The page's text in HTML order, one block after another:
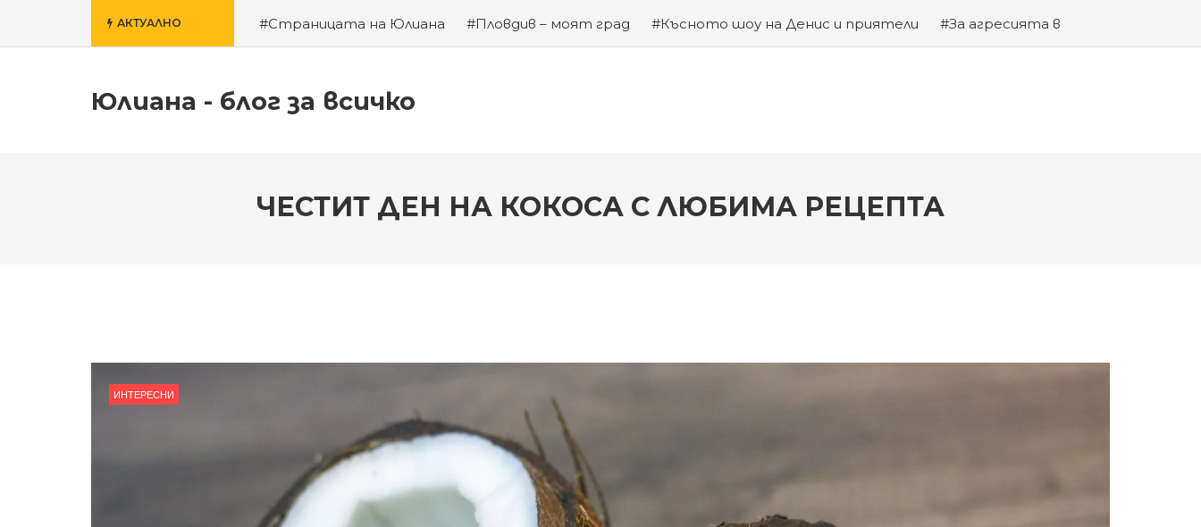
АКТУАЛНО #Страницата на Юлиана #Пловдив – моят град #Късното шоу на Денис и приятели
#За агресията в
училище
#За гроба на Левски #Хубаво местенце в Пловдив #Годината на Змията
Юлиана - блог за всичко
ЧЕСТИТ ДЕН НА КОКОСА С ЛЮБИМА РЕЦЕПТА
ИНТЕРЕСНИ